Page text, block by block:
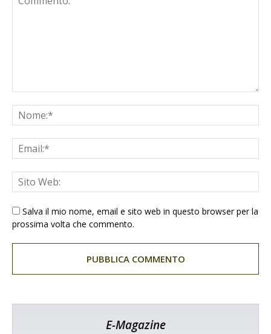
Salva il mio nome, email e sito web in questo browser per la
prossima volta che commento.
E-Magazine